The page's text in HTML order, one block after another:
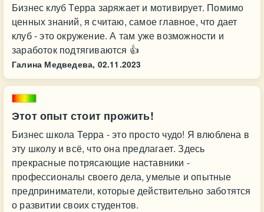
Бизнес клуб Терра заряжает и мотивирует. Помимо
ценных знаний, я считаю, самое главное, что дает
клуб - это окружение. А там уже возможности и
заработок подтягиваются 👍
Галина Медведева, 02.11.2023
Этот опыт стоит прожить!
Бизнес школа Терра - это просто чудо! Я влюблена в
эту школу и всё, что она предлагает. Здесь
прекрасные потрясающие наставники -
профессионалы своего дела, умелые и опытные
предприниматели, которые действительно заботятся
о развитии своих студентов.